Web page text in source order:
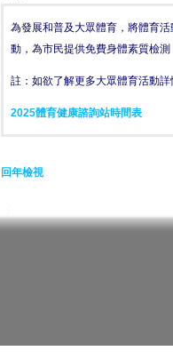
為發展和普及大眾體育，將體育
動，為市民提供免費身體素質檢
註：如欲了解更多大眾體育活動
2025體育健康諮詢站時間表
回年檢視